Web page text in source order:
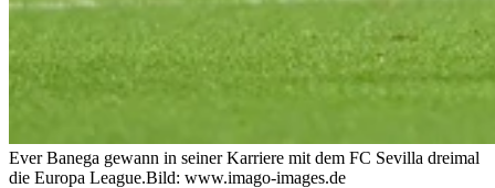
Ever Banega gewann in seiner Karriere mit dem FC Sevilla dreimal
die Europa League.Bild: www.imago-images.de